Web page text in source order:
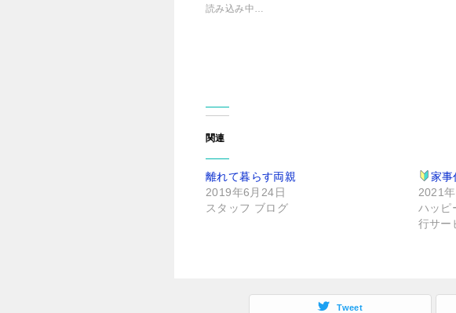
読み込み中…
関連
離れて暮らす両親
2019年6月24日
スタッフ ブログ
家事
2021
ハッピ
行サー
Tweet